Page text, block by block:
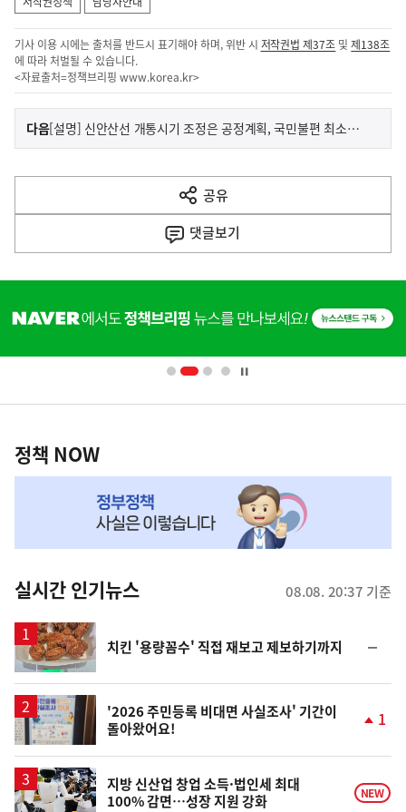
기사 이용 시에는 출처를 반드시 표기해야 하며, 위반 시 저작권법 제37조 및제138조
에 따라 처벌될 수 있습니다.
<자료출처=정책브리핑 www.korea.kr>
이
전
다
음
다음기
사
[설명] 신안산선 개통시기 조정은 공정계획, 국민불편 최소화 등 철도공단의 전문적 검토를 거쳐 결정되었습니다.
공유
열
기
댓글보기
단
영
책
NOW,
뉴
스
정책 NOW
실시간 인기뉴스 08.08. 20:37 기준
치킨 '용량꼼수' 직접 재보고 제보하기까지
일
'2026 주민등록 비대면 사실조사' 기간이
돌아왔어요!
승
1
지방 신산업 창업 소득·법인세 최대
100% 감면…성장 지원 강화
NEW